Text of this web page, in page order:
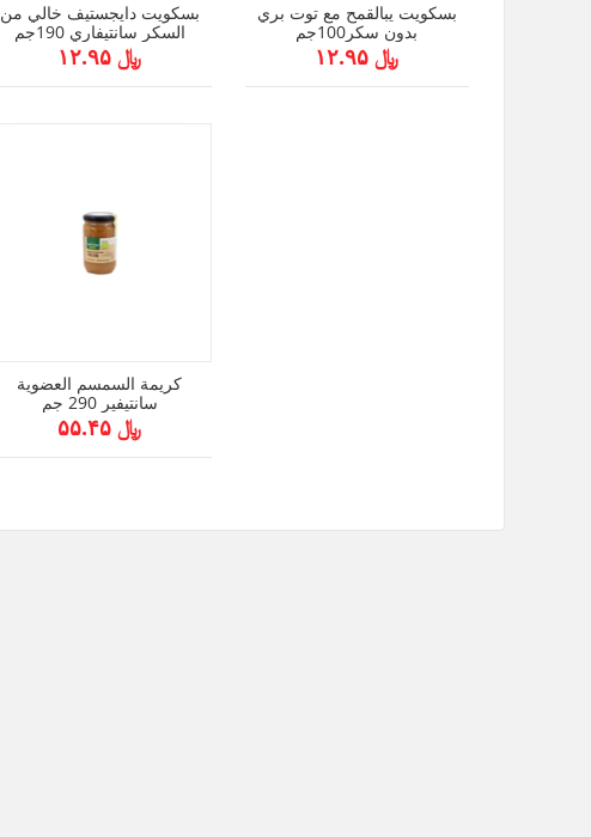
بسكويت دايجستيف خالي من
السكر سانتيفاري 190جم
﷼ ۱۲.۹۵
بسكويت يبالقمح مع توت بري
بدون سكر100جم
﷼ ۱۲.۹۵
كريمة السمسم العضوية
سانتيفير 290 جم
﷼ ۵۵.۴۵